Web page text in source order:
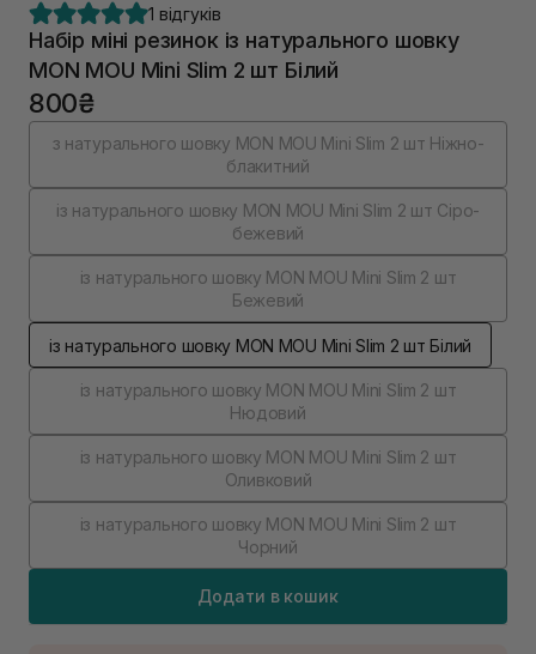
1 відгуків
Набір міні резинок із натурального шовку
MON MOU Mini Slim 2 шт Білий
800₴
з натурального шовку MON MOU Mini Slim 2 шт Ніжно-
блакитний
із натурального шовку MON MOU Mini Slim 2 шт Cіро-
бежевий
із натурального шовку MON MOU Mini Slim 2 шт
Бежевий
із натурального шовку MON MOU Mini Slim 2 шт Білий
із натурального шовку MON MOU Mini Slim 2 шт
Нюдовий
із натурального шовку MON MOU Mini Slim 2 шт
Оливковий
із натурального шовку MON MOU Mini Slim 2 шт
Чорний
Додати в кошик